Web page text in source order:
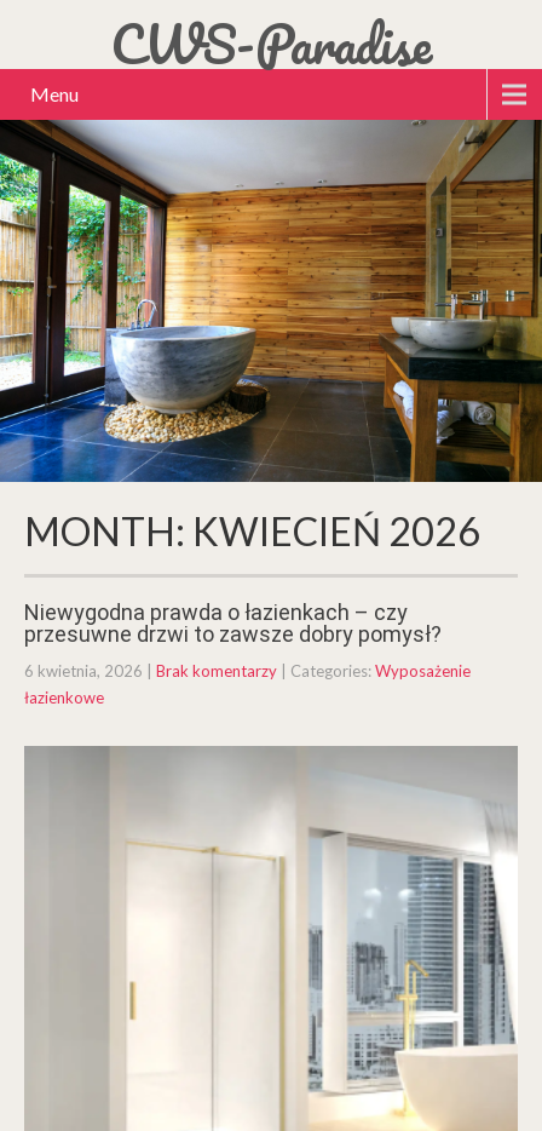
CWS-Paradise
Menu
MONTH: KWIECIEŃ 2026
Niewygodna prawda o łazienkach – czy
przesuwne drzwi to zawsze dobry pomysł?
6 kwietnia, 2026 Brak komentarzy | Categories:Wyposażenie
łazienkowe